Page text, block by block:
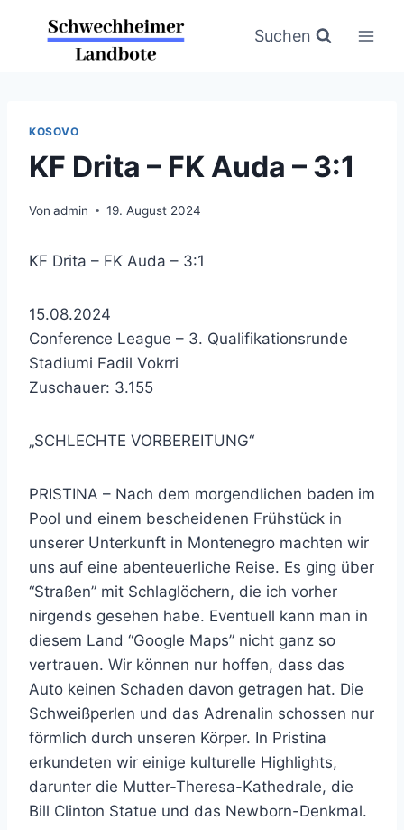
Suchen
KOSOVO
KF Drita – FK Auda – 3:1
Von admin 19. August 2024
KF Drita – FK Auda – 3:1
15.08.2024
Conference League – 3. Qualifikationsrunde
Stadiumi Fadil Vokrri
Zuschauer: 3.155
„SCHLECHTE VORBEREITUNG“
PRISTINA – Nach dem morgendlichen baden im
Pool und einem bescheidenen Frühstück in
unserer Unterkunft in Montenegro machten wir
uns auf eine abenteuerliche Reise. Es ging über
“Straßen” mit Schlaglöchern, die ich vorher
nirgends gesehen habe. Eventuell kann man in
diesem Land “Google Maps” nicht ganz so
vertrauen. Wir können nur hoffen, dass das
Auto keinen Schaden davon getragen hat. Die
Schweißperlen und das Adrenalin schossen nur
förmlich durch unseren Körper. In Pristina
erkundeten wir einige kulturelle Highlights,
darunter die Mutter-Theresa-Kathedrale, die
Bill Clinton Statue und das Newborn-Denkmal.